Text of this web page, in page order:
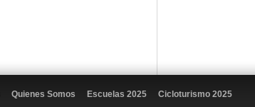
Quienes Somos Escuelas 2025 Cicloturismo 2025